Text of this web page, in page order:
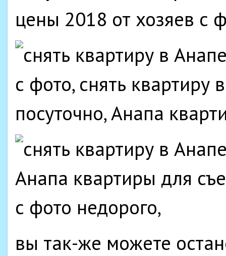
вы так-же можете